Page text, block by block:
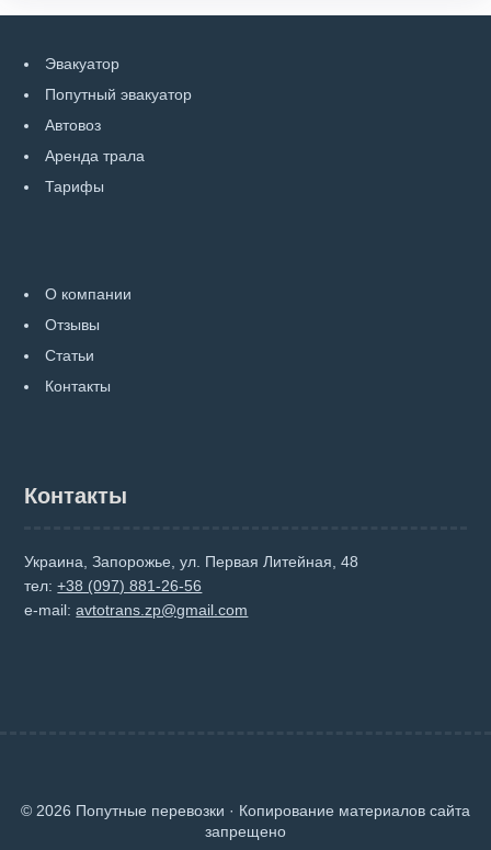
Эвакуатор
Попутный эвакуатор
Автовоз
Аренда трала
Тарифы
О компании
Отзывы
Статьи
Контакты
Контакты
Украина, Запорожье, ул. Первая Литейная, 48
тел:+38 (097) 881-26-56
e-mail:avtotrans.zp@gmail.com
© 2026 Попутные перевозки · Копирование материалов сайта
запрещено